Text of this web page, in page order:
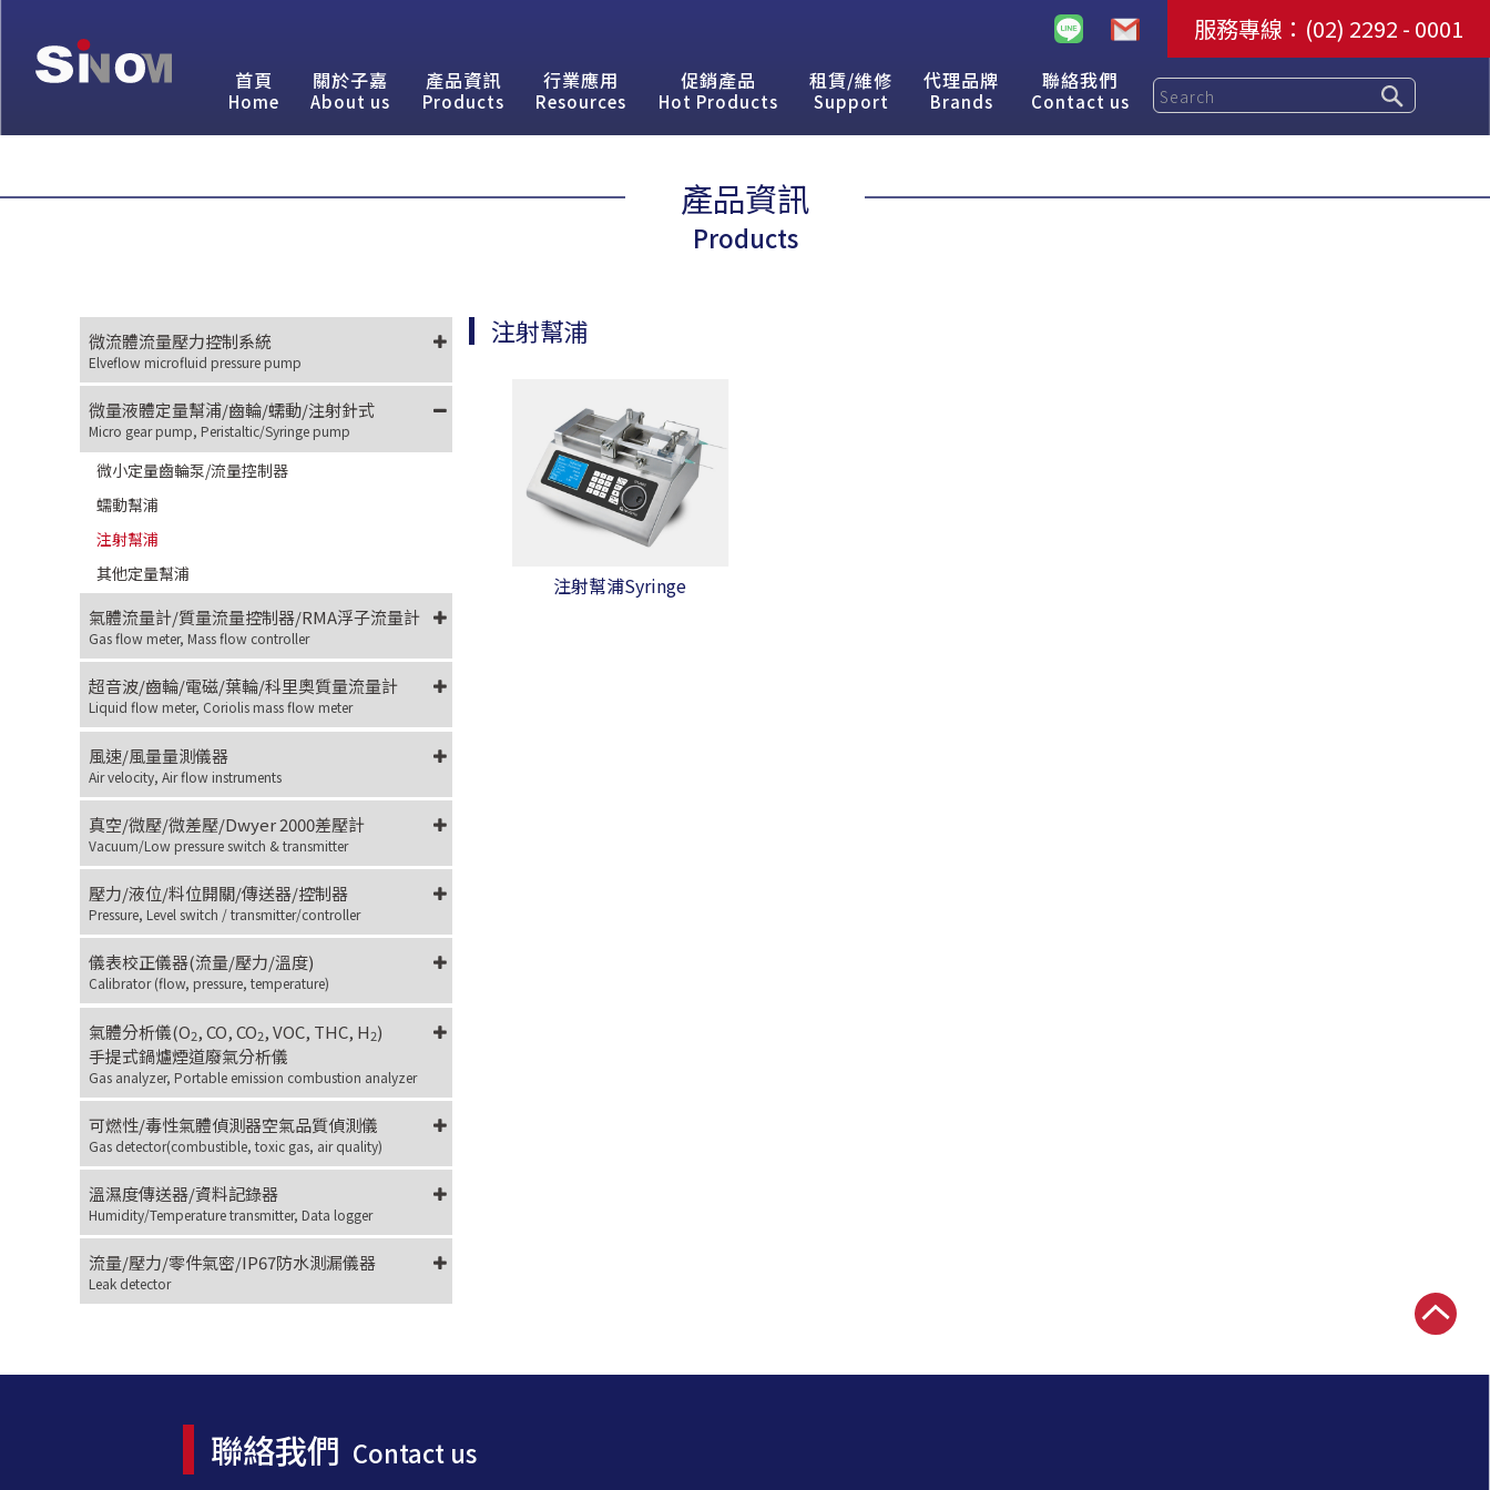
服務專線： (02) 2292 - 0001
首頁
Home
關於子嘉
About us
產品資訊
Products
行業應用
Resources
促銷產品
Hot Products
租賃/維修
Support
代理品牌
Brands
聯絡我們
Contact us
產品資訊
Products
微流體流量壓力控制系統
Elveflow microfluid pressure pump
微量液體定量幫浦/齒輪/蠕動/注射針式
Micro gear pump, Peristaltic/Syringe pump
微小定量齒輪泵/流量控制器
蠕動幫浦
注射幫浦
其他定量幫浦
氣體流量計/質量流量控制器/RMA浮子流量計
Gas flow meter, Mass flow controller
超音波/齒輪/電磁/葉輪/科里奧質量流量計
Liquid flow meter, Coriolis mass flow meter
風速/風量量測儀器
Air velocity, Air flow instruments
真空/微壓/微差壓/Dwyer 2000差壓計
Vacuum/Low pressure switch & transmitter
壓力/液位/料位開關/傳送器/控制器
Pressure, Level switch / transmitter/controller
儀表校正儀器(流量/壓力/溫度)
Calibrator (flow, pressure, temperature)
氣體分析儀(O2, CO, CO2, VOC, THC, H2)
手提式鍋爐煙道廢氣分析儀
Gas analyzer, Portable emission combustion analyzer
可燃性/毒性氣體偵測器空氣品質偵測儀
Gas detector(combustible, toxic gas, air quality)
溫濕度傳送器/資料記錄器
Humidity/Temperature transmitter, Data logger
流量/壓力/零件氣密/IP67防水測漏儀器
Leak detector
注射幫浦
注射幫浦Syringe
聯絡我們 Contact us